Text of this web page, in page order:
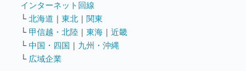
インターネット回線
└ 北海道 ｜ 東北 ｜ 関東
└ 甲信越・北陸 ｜ 東海 ｜ 近畿
└ 中国・四国 ｜ 九州・沖縄
└ 広域企業